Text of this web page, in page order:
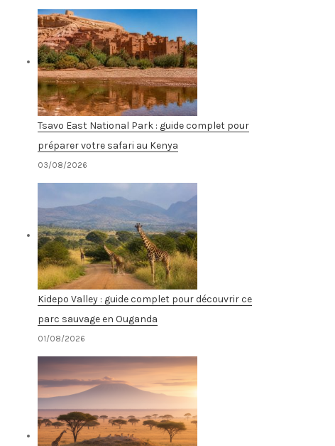
Tsavo East National Park : guide complet pour
préparer votre safari au Kenya
03/08/2026
Kidepo Valley : guide complet pour découvrir ce
parc sauvage en Ouganda
01/08/2026